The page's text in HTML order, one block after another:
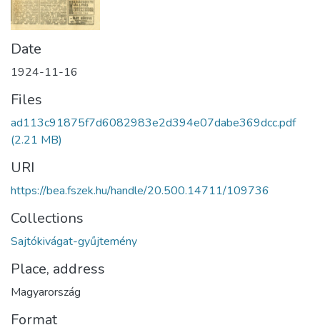
Date
1924-11-16
Files
ad113c91875f7d6082983e2d394e07dabe369dcc.pdf
(2.21 MB)
URI
https://bea.fszek.hu/handle/20.500.14711/109736
Collections
Sajtókivágat-gyűjtemény
Place, address
Magyarország
Format